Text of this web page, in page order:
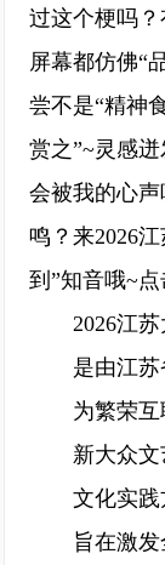
过这个梗吗
屏幕都仿佛“
尝不是“精神
赏之”~灵感
会被我的心
鸣？来2026
到”知音哦~
2026江苏
是由江苏
为繁荣互
新大众文
文化实践
旨在激发